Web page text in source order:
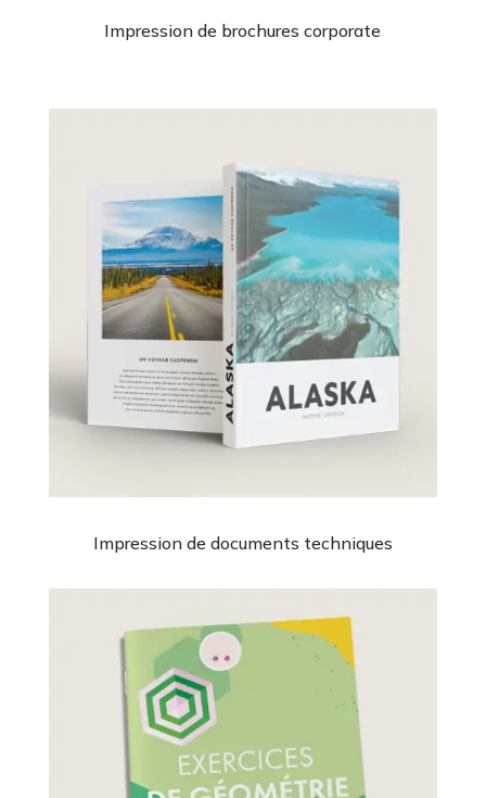
Impression de brochures corporate
Impression de documents techniques